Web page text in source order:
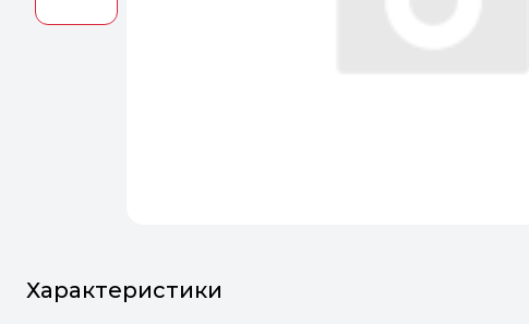
Характеристики